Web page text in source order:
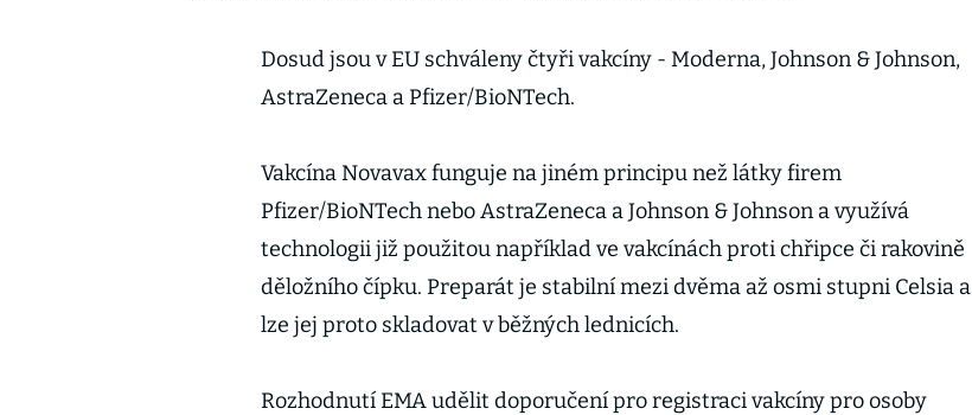
Dosud jsou v EU schváleny čtyři vakcíny - Moderna, Johnson & Johnson,
AstraZeneca a Pfizer/BioNTech.
Vakcína Novavax funguje na jiném principu než látky firem
Pfizer/BioNTech nebo AstraZeneca a Johnson & Johnson a využívá
technologii již použitou například ve vakcínách proti chřipce či rakovině
děložního čípku. Preparát je stabilní mezi dvěma až osmi stupni Celsia a
lze jej proto skladovat v běžných lednicích.
Rozhodnutí EMA udělit doporučení pro registraci vakcíny pro osoby